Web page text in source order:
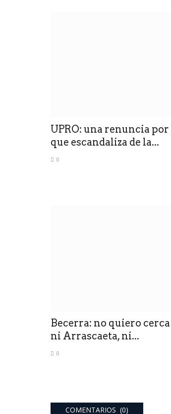
UPRO: una renuncia por
que escandaliza de la...
0
Becerra: no quiero
ni Arrascaeta, ni...
0
COMENTARIOS (0)